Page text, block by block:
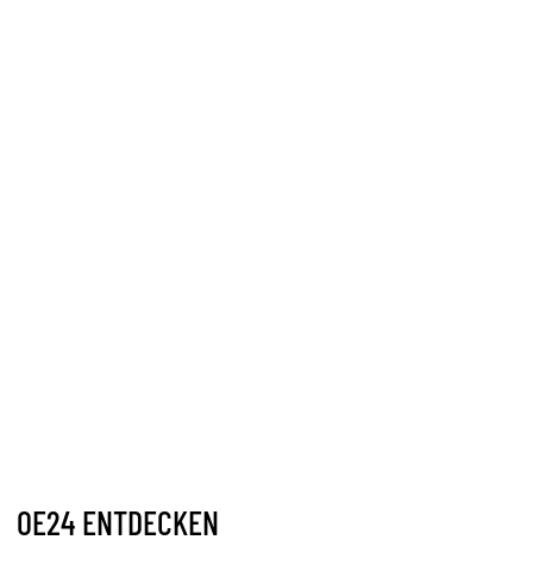
OE24 ENTDECKEN